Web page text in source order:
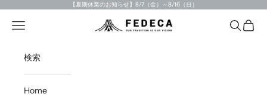
【夏期休業のお知らせ】8/7（金）～8/16（日）
FEDECA STORE
Open navigation menu OpenOpen
検索
Home